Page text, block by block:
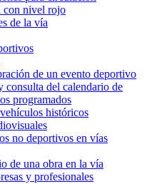
con nivel rojo
de la vía
de un evento deportivo
consulta del calendario de
programados
históricos
no deportivos en vías
de una obra en la vía
y profesionales